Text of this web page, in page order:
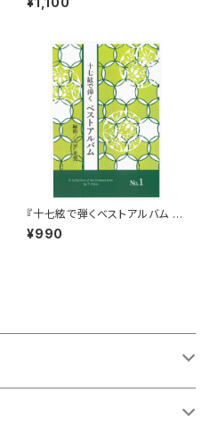
『十七絃で弾くベストアルバム N
o.1』
¥990